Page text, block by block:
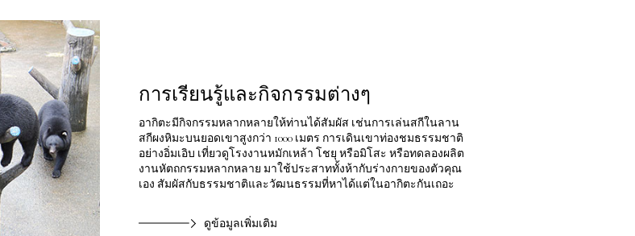
การเรียนรู้และกิจกรรมต่างๆ
อากิตะมีกิจกรรมหลากหลายให้ท่านได้สัมผัส เช่นการเล่นสกีในลาน
สกีผงหิมะบนยอดเขาสูงกว่า 1000 เมตร การเดินเขาท่องชมธรรมชาติ
อย่างอิ่มเอิบ เที่ยวดูโรงงานหมักเหล้า โชยุ หรือมิโสะ หรือทดลองผลิต
งานหัตถกรรมหลากหลาย มาใช้ประสาททั้งห้ากับร่างกายของตัวคุณ
เอง สัมผัสกับธรรมชาติและวัฒนธรรมที่หาได้แต่ในอากิตะกันเถอะ
ดูข้อมูลเพิ่มเติม